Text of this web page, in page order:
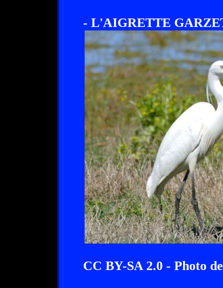
- L'AIGRETTE
CC BY-SA 2.0 - Photo